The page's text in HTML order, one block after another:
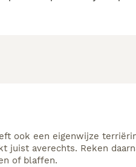
ook een eigenwijze
juist averechts. Reken
of blaffen.